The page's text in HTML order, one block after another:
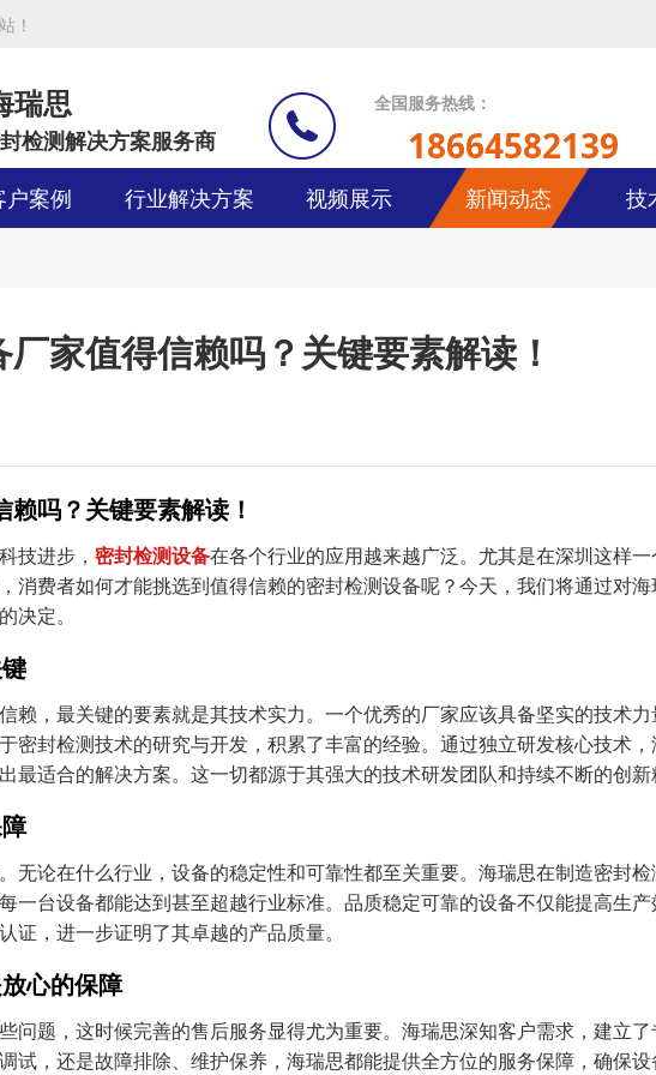
！
瑞思
检测解决方案服务商
全国服务热线：
18664582139
户案例 行业解决方案 视频展示 新闻动态 技
家值得信赖吗？关键要素解读！
吗？关键要素解读！
技进步， 密封检测设备在各个行业的应用越来越广泛。尤其是在深圳这样
消费者如何才能挑选到值得信赖的密封检测设备呢？今天，我们将通过对
决定。
赖，最关键的要素就是其技术实力。一个优秀的厂家应该具备坚实的技术
密封检测技术的研究与开发，积累了丰富的经验。通过独立研发核心技术
最适合的解决方案。这一切都源于其强大的技术研发团队和持续不断的创新
无论在什么行业，设备的稳定性和可靠性都至关重要。海瑞思在制造密封
一台设备都能达到甚至超越行业标准。品质稳定可靠的设备不仅能提高生
，进一步证明了其卓越的产品质量。
心的保障
问题，这时候完善的售后服务显得尤为重要。海瑞思深知客户需求，建立
试，还是故障排除、维护保养，海瑞思都能提供全方位的服务保障，确保